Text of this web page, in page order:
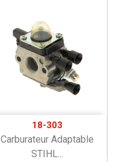
18-303
Carburateur Adaptable
STIHL...